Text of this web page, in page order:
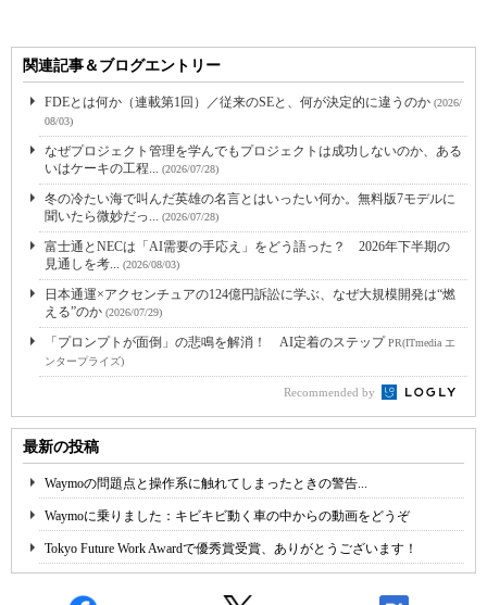
関連記事＆ブログエントリー
FDEとは何か（連載第1回）／従来のSEと、何が決定的に違うのか (2026/
08/03)
なぜプロジェクト管理を学んでもプロジェクトは成功しないのか、ある
いはケーキの工程... (2026/07/28)
冬の冷たい海で叫んだ英雄の名言とはいったい何か。無料版7モデルに
聞いたら微妙だっ... (2026/07/28)
富士通とNECは「AI需要の手応え」をどう語った？ 2026年下半期の
見通しを考... (2026/08/03)
日本通運×アクセンチュアの124億円訴訟に学ぶ、なぜ大規模開発は“燃
える”のか (2026/07/29)
「プロンプトが面倒」の悲鳴を解消！ AI定着のステップPR(ITmedia エ
ンタープライズ)
Recommended by
最新の投稿
Waymoの問題点と操作系に触れてしまったときの警告...
Waymoに乗りました：キビキビ動く車の中からの動画をどうぞ
Tokyo Future Work Awardで優秀賞受賞、ありがとうございます！